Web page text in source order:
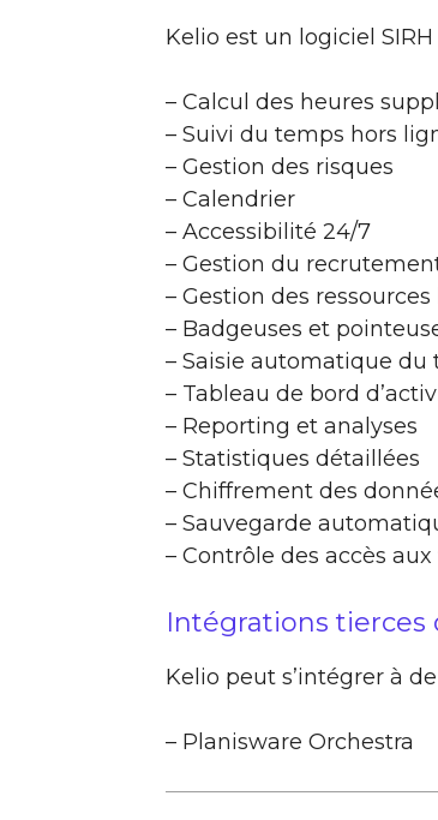
Kelio est un logiciel
– Calcul des heures
– Suivi du temps hors
– Gestion des risques
– Calendrier
– Accessibilité 24/7
– Gestion du
– Gestion des
– Badgeuses et
– Saisie automatique du
– Tableau de bord
– Reporting et analyses
– Statistiques détaillées
– Chiffrement des
– Sauvegarde
– Contrôle des accès
Intégrations tierces
Kelio peut s’intégrer à
– Planisware Orchestra